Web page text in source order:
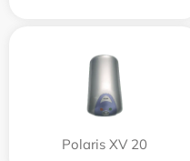
Polaris XV 20